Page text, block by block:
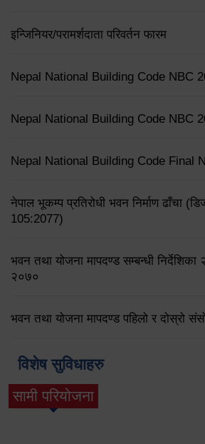
इन्जिनियर/परामर्शदाता परिवर्तन फारम
Nepal National Building Code NBC
Nepal National Building Code NBC
Nepal National Building Code Final
नेपाल भूकम्प प्रतिरोधी भवन निर्माण ढाँचा
105:2077)
भवन तथा योजना मापदण्ड सम्बन्धी
२०७०
भवन तथा योजना मापदण्ड पहिलो र दोस्रो
विशेष सुविधाहरु
सामी परियोजना
(active tab)